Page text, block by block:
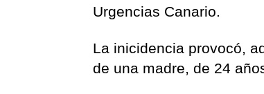
Urgencias Canario.
La inicidencia provocó,
de una madre, de 24